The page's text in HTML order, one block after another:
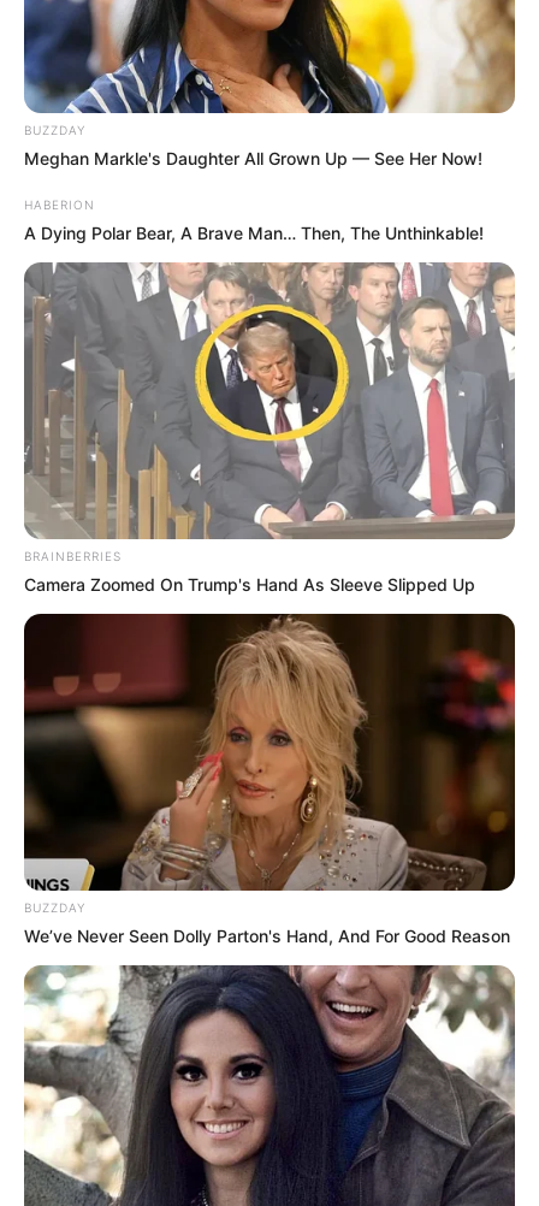
BUZZDAY
Meghan Markle's Daughter All Grown Up — See Her Now!
HABERION
A Dying Polar Bear, A Brave Man… Then, The Unthinkable!
BRAINBERRIES
Camera Zoomed On Trump's Hand As Sleeve Slipped Up
BUZZDAY
We’ve Never Seen Dolly Parton's Hand, And For Good Reason